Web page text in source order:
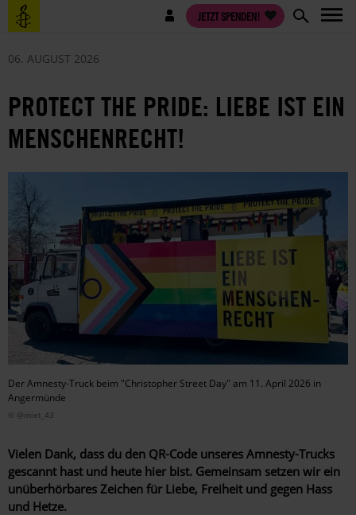
Direkt
zum
Benutzermenü JETZT SPENDEN!
06. AUGUST 2026
PROTECT THE PRIDE: LIEBE IST EIN
MENSCHENRECHT!
Der Amnesty-Truck beim "Christopher Street Day" am 11. April 2026 in
Angermünde
© @miet_43
Vielen Dank, dass du den QR-Code unseres Amnesty-Trucks
gescannt hast und heute hier bist. Gemeinsam setzen wir ein
unüberhörbares Zeichen für Liebe, Freiheit und gegen Hass
und Hetze.